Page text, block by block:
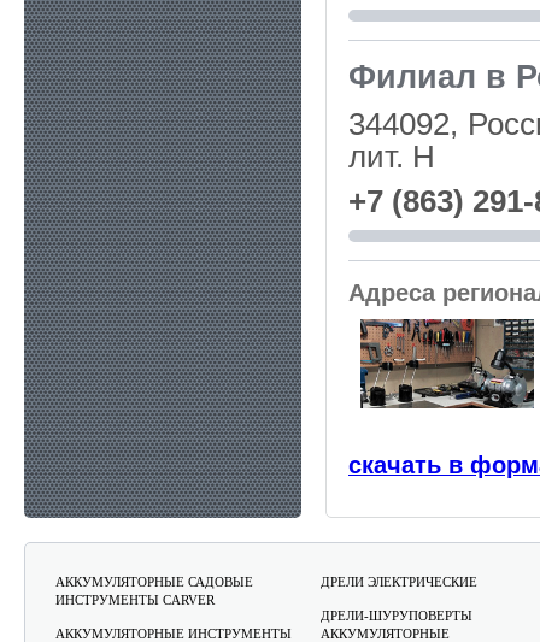
Филиал в
344092,
лит. Н
+7 (863)
Адреса
скачать в
АККУМУЛЯТОРНЫЕ САДОВЫЕ
ИНСТРУМЕНТЫ CARVER
АККУМУЛЯТОРНЫЕ ИНСТРУМЕНТЫ
ДРЕЛИ ЭЛЕКТРИЧЕСКИЕ
ДРЕЛИ-ШУРУПОВЕРТЫ
АККУМУЛЯТОРНЫЕ